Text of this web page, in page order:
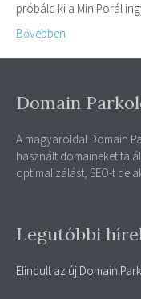
próbáld ki a MiniPorál
Bővebben
Domain
A magyaroldal Domain
használt domaineket
optimalizálást, SEO-t de
Legutóbbi
Elindult az új Domain